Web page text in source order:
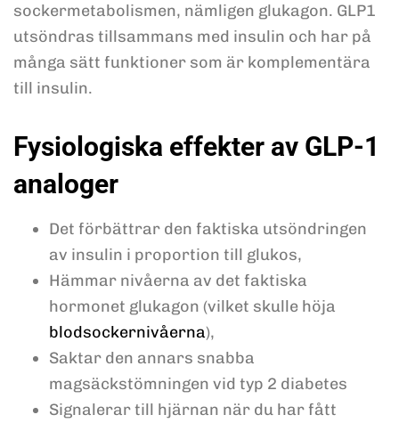
sockermetabolismen, nämligen glukagon. GLP1
utsöndras tillsammans med insulin och har på
många sätt funktioner som är komplementära
till insulin.
Fysiologiska effekter av GLP-1
analoger
Det förbättrar den faktiska utsöndringen
av insulin i proportion till glukos,
Hämmar nivåerna av det faktiska
hormonet glukagon (vilket skulle höja
blodsockernivåerna),
Saktar den annars snabba
magsäckstömningen vid typ 2 diabetes
Signalerar till hjärnan när du har fått